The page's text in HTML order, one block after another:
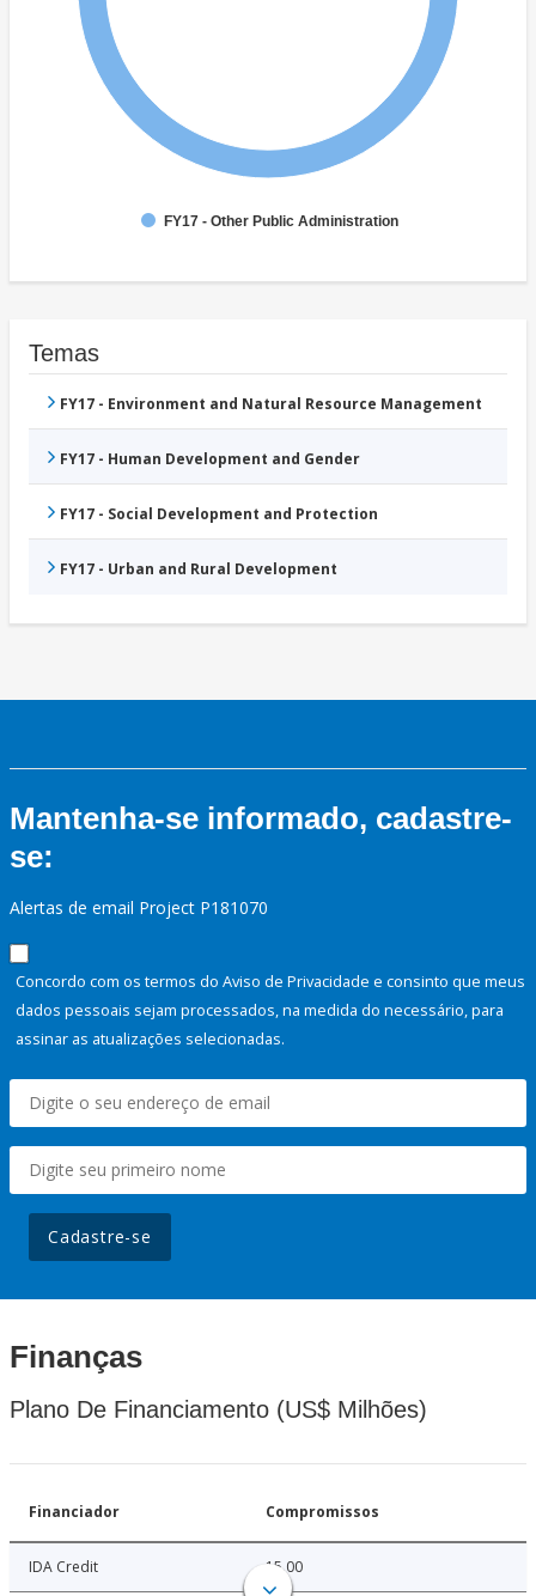
FY17 - Other Public Administration
Temas
FY17 - Environment and Natural Resource Management
FY17 - Human Development and Gender
FY17 - Social Development and Protection
FY17 - Urban and Rural Development
Mantenha-se informado, cadastre-
se:
Alertas de email Project P181070
Concordo com os termos do Aviso de Privacidade e consinto que meus
dados pessoais sejam processados, na medida do necessário, para
assinar as atualizações selecionadas.
Cadastre-se
Finanças
Plano De Financiamento (US$ Milhões)
Financiador Compromissos
IDA Credit 15.00